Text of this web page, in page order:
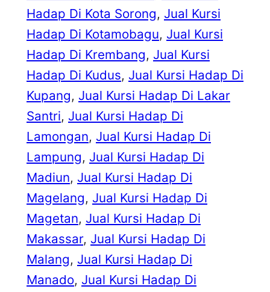
Hadap Di Kota Sorong, Jual Kursi
Hadap Di Kotamobagu, Jual Kursi
Hadap Di Krembang, Jual Kursi
Hadap Di Kudus, Jual Kursi Hadap Di
Kupang, Jual Kursi Hadap Di Lakar
Santri, Jual Kursi Hadap Di
Lamongan, Jual Kursi Hadap Di
Lampung, Jual Kursi Hadap Di
Madiun, Jual Kursi Hadap Di
Magelang, Jual Kursi Hadap Di
Magetan, Jual Kursi Hadap Di
Makassar, Jual Kursi Hadap Di
Malang, Jual Kursi Hadap Di
Manado, Jual Kursi Hadap Di